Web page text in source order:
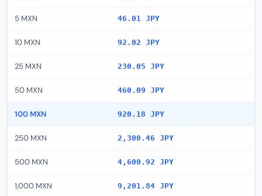
5 MXN 46.01 JPY
10 MXN 92.02 JPY
25 MXN 230.05 JPY
50 MXN 460.09 JPY
100 MXN 920.18 JPY
250 MXN 2,300.46 JPY
500 MXN 4,600.92 JPY
1,000 MXN 9,201.84 JPY